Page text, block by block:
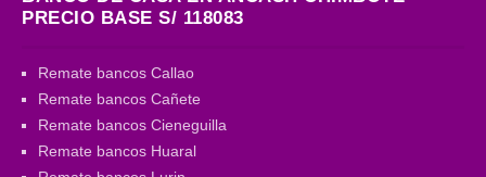
PRECIO BASE S/ 118083
Remate bancos Callao
Remate bancos Cañete
Remate bancos Cieneguilla
Remate bancos Huaral